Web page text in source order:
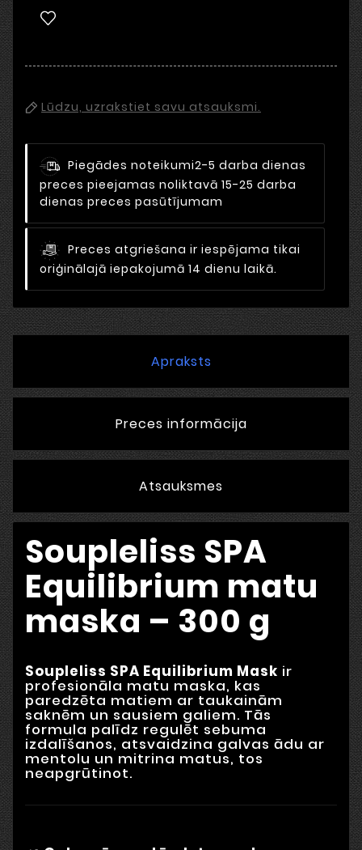
Lūdzu, uzrakstiet savu atsauksmi.
Piegādes noteikumi2-5 darba dienas
preces pieejamas noliktavā 15-25 darba
dienas preces pasūtījumam
Preces atgriešana ir iespējama tikai
oriģinālajā iepakojumā 14 dienu laikā.
Apraksts
Preces informācija
Atsauksmes
Soupleliss SPA
Equilibrium matu
maska – 300 g
Soupleliss SPA Equilibrium Mask ir
profesionāla matu maska, kas
paredzēta matiem ar taukainām
saknēm un sausiem galiem. Tās
formula palīdz regulēt sebuma
izdalīšanos, atsvaidzina galvas ādu ar
mentolu un mitrina matus, tos
neapgrūtinot.